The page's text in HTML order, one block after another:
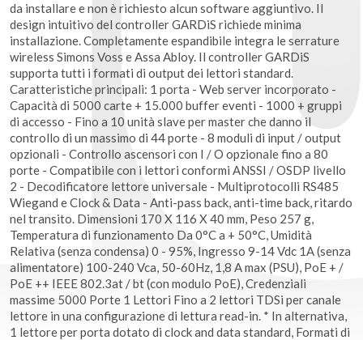
da installare e non è richiesto alcun software aggiuntivo. Il
design intuitivo del controller GARDiS richiede minima
installazione. Completamente espandibile integra le serrature
wireless Simons Voss e Assa Abloy. Il controller GARDiS
supporta tutti i formati di output dei lettori standard.
Caratteristiche principali: 1 porta - Web server incorporato -
Capacità di 5000 carte + 15.000 buffer eventi - 1000 + gruppi
di accesso - Fino a 10 unità slave per master che danno il
controllo di un massimo di 44 porte - 8 moduli di input / output
opzionali - Controllo ascensori con I / O opzionale fino a 80
porte - Compatibile con i lettori conformi ANSSI / OSDP livello
2 - Decodificatore lettore universale - Multiprotocolli RS485
Wiegand e Clock & Data - Anti-pass back, anti-time back, ritardo
nel transito. Dimensioni 170 X 116 X 40 mm, Peso 257 g,
Temperatura di funzionamento Da 0°C a + 50°C, Umidità
Relativa (senza condensa) 0 - 95%, Ingresso 9-14 Vdc 1A (senza
alimentatore) 100-240 Vca, 50-60Hz, 1,8 A max (PSU), PoE + /
PoE ++ IEEE 802.3at / bt (con modulo PoE), Credenziali
massime 5000 Porte 1 Lettori Fino a 2 lettori TDSi per canale
lettore in una configurazione di lettura read-in. * In alternativa,
1 lettore per porta dotato di clock and data standard, Formati di